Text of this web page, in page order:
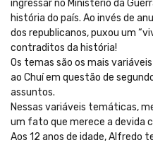
ingressar no Ministério da
história do país. Ao invés de
dos republicanos, puxou um
contraditos da história!
Os temas são os mais
ao Chuí em questão de
assuntos.
Nessas variáveis temáticas,
um fato que merece a devida
Aos 12 anos de idade, Alfredo